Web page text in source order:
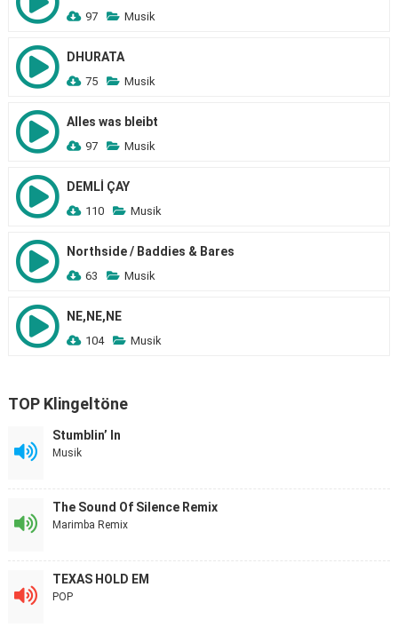
97 Musik
DHURATA
75 Musik
Alles was bleibt
97 Musik
DEMLİ ÇAY
110 Musik
Northside / Baddies & Bares
63 Musik
NE,NE,NE
104 Musik
TOP Klingeltöne
Stumblin’ In
Musik
The Sound Of Silence Remix
Marimba Remix
TEXAS HOLD EM
POP